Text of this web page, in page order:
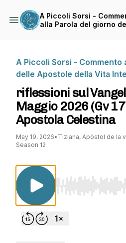
A Piccoli Sorsi -
alla Parola del giorno
A Piccoli Sorsi - Commento
delle Apostole della Vita
riflessioni sul
Maggio 2026 (Gv
Apostola Celestina
May 19, 2026• Tiziana, Apòstol de la
Season 12
Use Left/Right to